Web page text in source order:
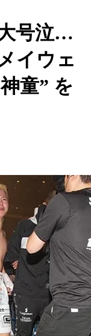
号泣…
イウェ
童” を